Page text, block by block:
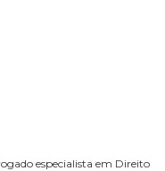
especialista em Direito